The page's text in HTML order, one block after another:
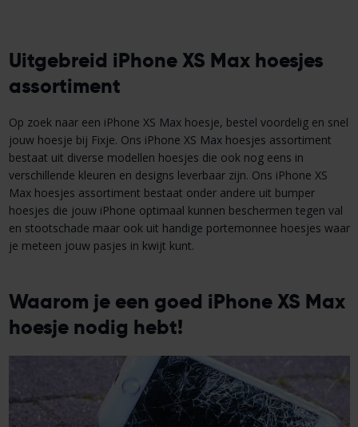
Uitgebreid iPhone XS Max hoesjes
assortiment
Op zoek naar een iPhone XS Max hoesje, bestel voordelig en snel
jouw hoesje bij Fixje. Ons iPhone XS Max hoesjes assortiment
bestaat uit diverse modellen hoesjes die ook nog eens in
verschillende kleuren en designs leverbaar zijn. Ons iPhone XS
Max hoesjes assortiment bestaat onder andere uit bumper
hoesjes die jouw iPhone optimaal kunnen beschermen tegen val
en stootschade maar ook uit handige portemonnee hoesjes waar
je meteen jouw pasjes in kwijt kunt.
Waarom je een goed iPhone XS Max
hoesje nodig hebt!